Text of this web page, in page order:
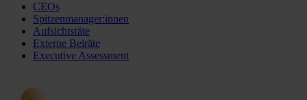
CEOs
Spitzenmanager:innen
Aufsichtsräte
Externe Beiräte
Executive Assessment